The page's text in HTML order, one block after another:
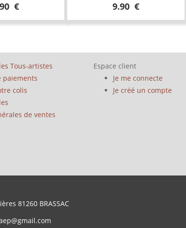
€ 9.90 €
Tous-artistes
paiements
colis
de ventes
Espace client
Je me connecte
Je créé un compte
81260 BRASSAC